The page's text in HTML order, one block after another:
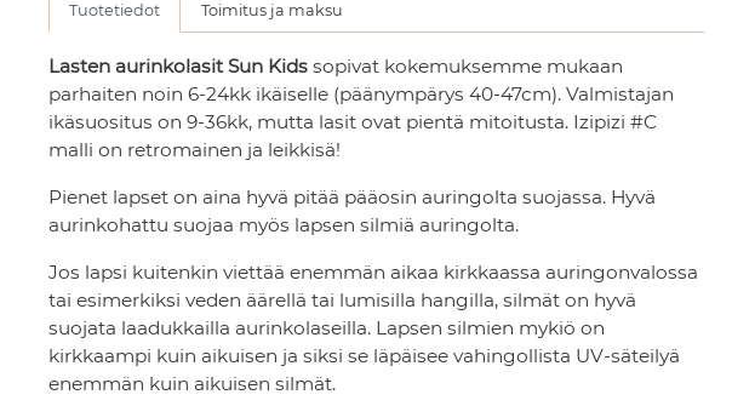
Tuotetiedot Toimitus ja maksu
Lasten aurinkolasit Sun Kids sopivat kokemuksemme mukaan
parhaiten noin 6-24kk ikäiselle (päänympärys 40-47cm). Valmistajan
ikäsuositus on 9-36kk, mutta lasit ovat pientä mitoitusta. Izipizi #C
malli on retromainen ja leikkisä!
Pienet lapset on aina hyvä pitää pääosin auringolta suojassa. Hyvä
aurinkohattu suojaa myös lapsen silmiä auringolta.
Jos lapsi kuitenkin viettää enemmän aikaa kirkkaassa auringonvalossa
tai esimerkiksi veden äärellä tai lumisilla hangilla, silmät on hyvä
suojata laadukkailla aurinkolaseilla. Lapsen silmien mykiö on
kirkkaampi kuin aikuisen ja siksi se läpäisee vahingollista UV-säteilyä
enemmän kuin aikuisen silmät.